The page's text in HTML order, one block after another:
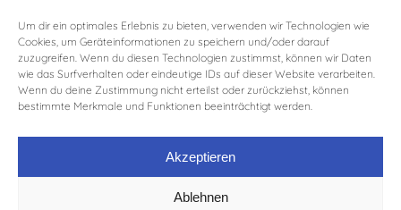
Um dir ein optimales Erlebnis zu bieten, verwenden wir Technologien wie
Cookies, um Geräteinformationen zu speichern und/oder darauf
zuzugreifen. Wenn du diesen Technologien zustimmst, können wir Daten
wie das Surfverhalten oder eindeutige IDs auf dieser Website verarbeiten.
Wenn du deine Zustimmung nicht erteilst oder zurückziehst, können
bestimmte Merkmale und Funktionen beeinträchtigt werden.
Akzeptieren
Ablehnen